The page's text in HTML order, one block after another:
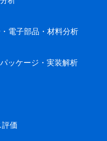
電子部品・材料分析
ッケージ・実装解析
評価